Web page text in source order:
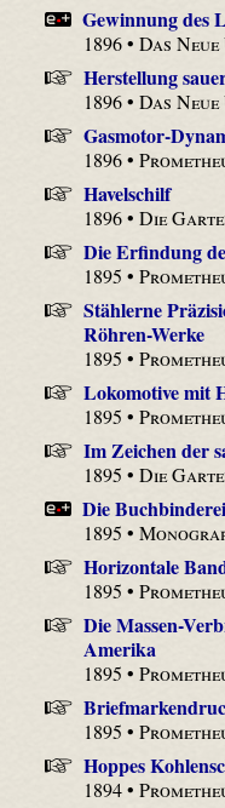
Gewinnung des
1896 •Das
Herstellung
1896 •Das
Gasmotor-
1896 •
Havelschilf
1896 •Die
Die Erfindung
1895 •
Stählerne
Röhren-Werke
1895 •
Lokomotive mit
1895 •
Im Zeichen der
1895 •Die
Die
1895 •
Horizontale
1895 •
Die Massen-
Amerika
1895 •
1895 •
Hoppes
1894 •